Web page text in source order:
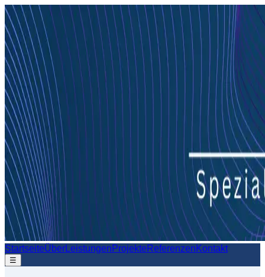
StartseiteÜberLeistungenProjekteReferenzenKontakt
☰